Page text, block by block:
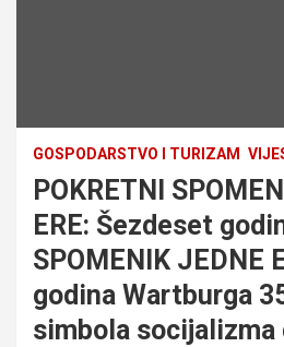
GOSPODARSTVO I TURIZAM
POKRETNI
ERE: Šezdeset
SPOMENIK JEDNE
godina Wartburga
simbola socijalizma